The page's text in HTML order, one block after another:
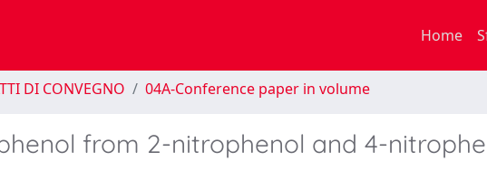
Home
DI CONVEGNO 04A-Conference paper in volume
from 2-nitrophenol and 4-